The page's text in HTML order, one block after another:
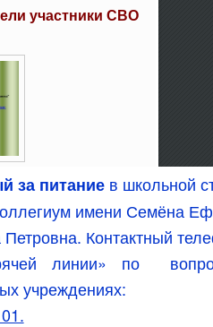
участники СВО
за питаниев школьной
имени Семёна
Контактный
линии» по
учреждениях: